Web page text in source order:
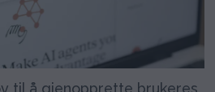
til å gjenopprette brukeres